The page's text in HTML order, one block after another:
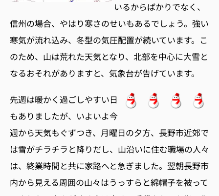
いるからばかりでなく、
信州の場合、やはり寒さのせいもあるでしょう。強い
寒気が流れ込み、冬型の気圧配置が続いています。こ
のため、山は荒れた天気となり、北部を中心に大雪と
なるおそれがありますと、気象台が告げています。
先週は暖かく過ごしやすい日
もありましたが、いよいよ今
週から天気もぐずつき、月曜日の夕方、長野市近郊で
は雪がチラチラと降りだし、山沿いに住む職場の人々
は、終業時間と共に家路へと急ぎました。翌朝長野市
内から見える周囲の山々はうっすらと綿帽子を被って